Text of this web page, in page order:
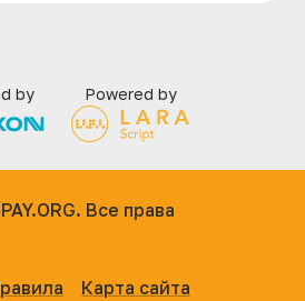
by Powered by
Все права
Карта сайта